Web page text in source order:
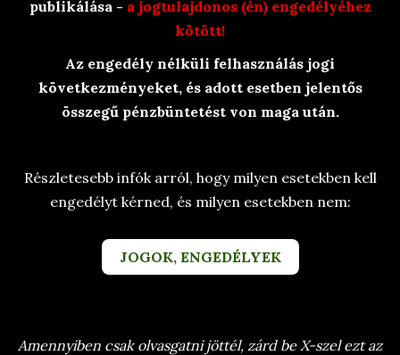
publikálása - a jogtulajdonos (én) engedélyéhez
kötött!
Az engedély nélküli felhasználás jogi
következményeket, és adott esetben jelentős
összegű pénzbüntetést von maga után.
Részletesebb infók arról, hogy milyen esetekben kell
engedélyt kérned, és milyen esetekben nem:
JOGOK, ENGEDÉLYEK
Amennyiben csak olvasgatni jöttél, zárd be X-szel ezt az
BraRit Irkái Olvasósarok
Pirkadó álmok
TERMÉSZET VERSEK
PÉNTEK
PIRKADÓ ÁLMOK